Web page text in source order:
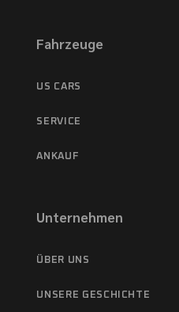
Fahrzeuge
US CARS
SERVICE
ANKAUF
Unternehmen
ÜBER UNS
UNSERE GESCHICHTE